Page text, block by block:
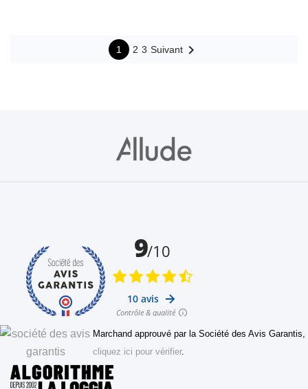
1 2 3 Suivant 
Marchand approuvé par la Société des Avis Garantis,
cliquez ici pour vérifier.